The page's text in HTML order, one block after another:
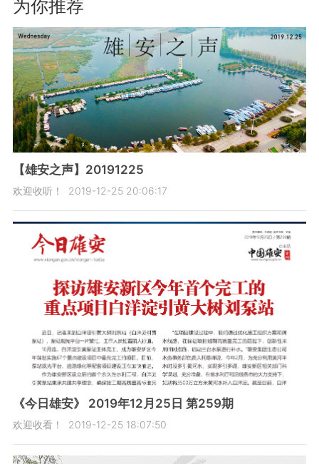
为你推荐
【雄安之声】20191225
欢迎收听！ 2019-12-25 20:06:17
《今日雄安》 2019年12月25日 第259期
欢迎收看！ 2019-12-25 18:07:50